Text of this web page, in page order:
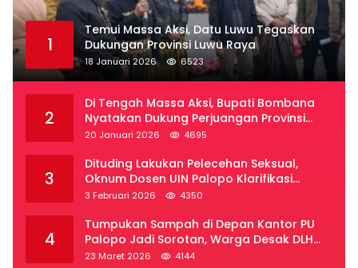
1
Temui Massa Aksi, Datu Luwu Tegaskan
Dukungan Provinsi Luwu Raya
18 Januari 2026 6523
2
Di Tengah Massa Aksi, Bupati Bombana
Nyatakan Dukung Perjuangan Provinsi
Luwu Raya
20 Januari 2026 4695
3
Dituding Lakukan Pelecehan Seksual,
Oknum Dosen UIN Palopo Klarifikasi
Kronologi
3 Februari 2026 4350
4
Tumpukan Sampah di Depan Kantor PU
Palopo Jadi Sorotan, Warga Desak DLH
Segera Bertindak
23 Maret 2026 4144